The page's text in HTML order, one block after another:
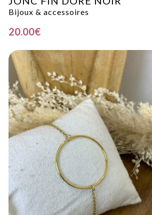
Bijoux & accessoires
20.00€